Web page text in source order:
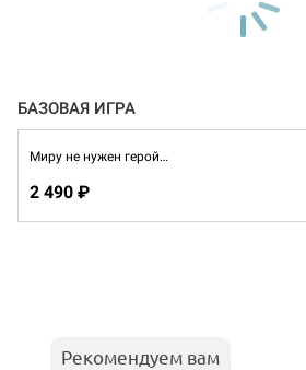
БАЗОВАЯ ИГРА
Миру не нужен герой…
2 490 ₽
Рекомендуем вам